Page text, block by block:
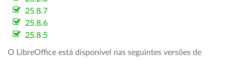
25.8.7
25.8.6
25.8.5
O LibreOffice está disponível nas seguintes versões de